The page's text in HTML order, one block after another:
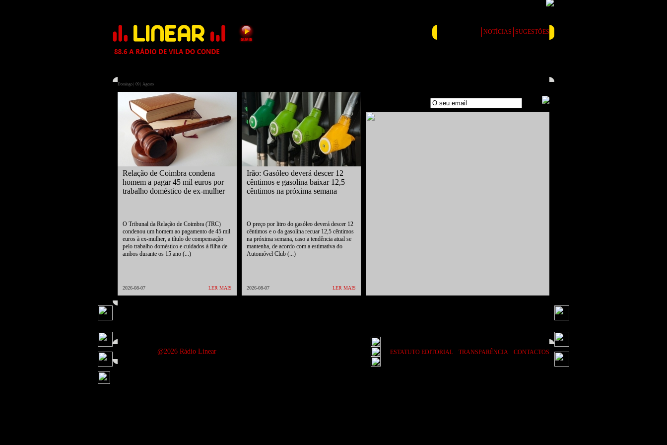
NOTÍCIAS SUGESTÕES
Domingo | 09 | Agosto
Relação de Coimbra condena
homem a pagar 45 mil euros por
trabalho doméstico de ex-mulher
O Tribunal da Relação de Coimbra (TRC)
condenou um homem ao pagamento de 45 mil
euros à ex-mulher, a título de compensação
pelo trabalho doméstico e cuidados à filha de
ambos durante os 15 ano (...)
2026-08-07 LER MAIS
Irão: Gasóleo deverá descer 12
cêntimos e gasolina baixar 12,5
cêntimos na próxima semana
O preço por litro do gasóleo deverá descer 12
cêntimos e o da gasolina recuar 12,5 cêntimos
na próxima semana, caso a tendência atual se
mantenha, de acordo com a estimativa do
Automóvel Club (...)
2026-08-07 LER MAIS
@2026 Rádio Linear ESTATUTO EDITORIAL TRANSPARÊNCIA CONTACTOS